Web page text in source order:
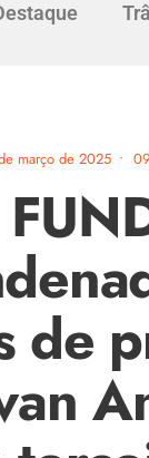
março de 2025 •
de